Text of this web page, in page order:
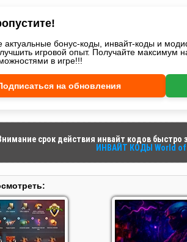
актуальные бонус-коды, инвайт-коды и
игровой опыт. Получайте максимум
в игре!!!
на обновления
срок действия инвайт кодов быстро
ИНВАЙТ КОДЫ World